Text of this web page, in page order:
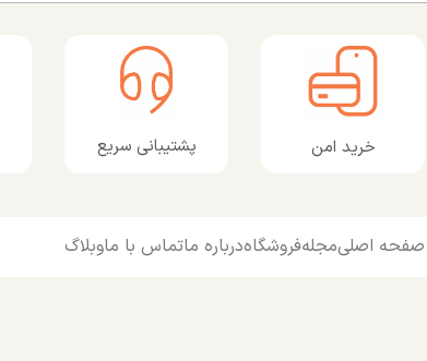
خرید امن پشتیبانی سریع
صفحه اصلیمجلهفروشگاهدرباره ماتماس با ماوبلاگ